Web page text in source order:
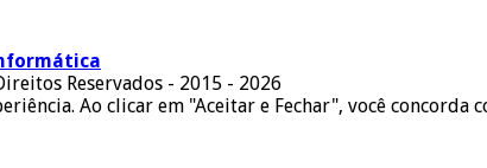
Reservados - 2015 - 2026
Ao clicar em "Aceitar e Fechar", você concorda